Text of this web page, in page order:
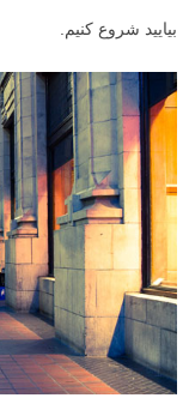
بیایید شروع کنیم.